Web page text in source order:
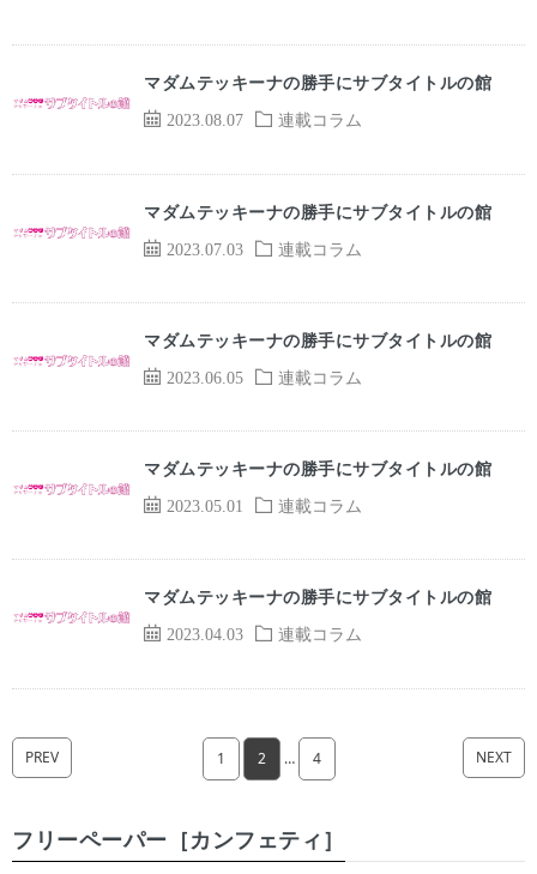
2023.08.07 連載コラム
マダムテッキーナの勝手にサブタイトルの館
2023.07.03 連載コラム
マダムテッキーナの勝手にサブタイトルの館
2023.06.05 連載コラム
マダムテッキーナの勝手にサブタイトルの館
2023.05.01 連載コラム
マダムテッキーナの勝手にサブタイトルの館
2023.04.03 連載コラム
マダムテッキーナの勝手にサブタイトルの館
PREV 1 2 … 4 NEXT
フリーペーパー［カンフェティ］